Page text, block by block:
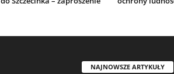
NAJNOWSZE ARTYKUŁY